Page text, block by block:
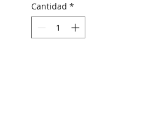
Cantidad *